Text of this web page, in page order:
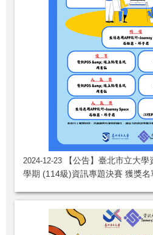
2024-12-23
【公告】臺北市立大
學期 (114級)資訊專題決賽 獲獎名